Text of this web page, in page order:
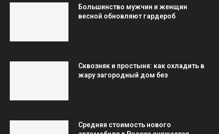
Большинство мужчин и женщин
весной обновляют гардероб
Сквозняк и простыня: как охладить в
жару загородный дом без
Средняя стоимость нового